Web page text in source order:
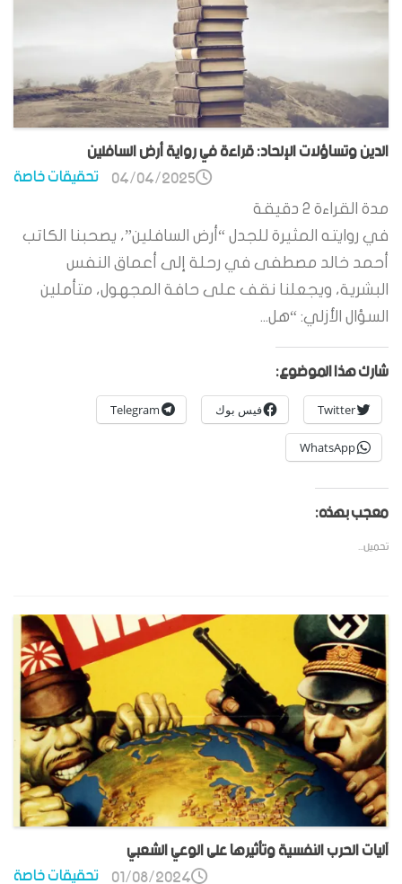
الدين وتساؤلات الإلحاد: قراءة في رواية أرض السافلين
تحقيقات خاصة 04/04/2025
مدة القراءة 2 دقيقة
في روايته المثيرة للجدل “أرض السافلين”، يصحبنا الكاتب
أحمد خالد مصطفى في رحلة إلى أعماق النفس
البشرية، ويجعلنا نقف على حافة المجهول، متأملين
السؤال الأزلي: “هل...
شارك هذا الموضوع:
Twitter فيس بوك Telegram
WhatsApp
معجب بهذه:
تحميل...
آليات الحرب النفسية وتأثيرها على الوعي الشعبي
تحقيقات خاصة